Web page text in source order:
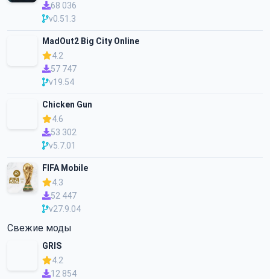
68 036
v0.51.3
MadOut2 Big City Online
4.2
57 747
v19.54
Chicken Gun
4.6
53 302
v5.7.01
FIFA Mobile
4.3
52 447
v27.9.04
Свежие моды
GRIS
4.2
12 854